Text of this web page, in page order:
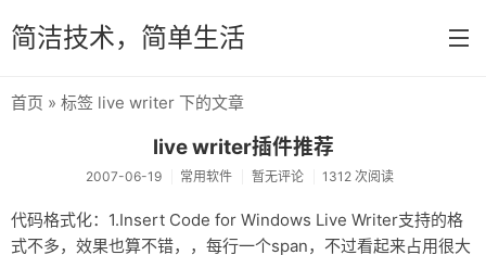
简洁技术，简单生活
分类
系统维护
首页 » 标签 live writer 下的文章
live writer插件推荐
2007-06-19 常用软件 暂无评论 1312 次阅读
代码格式化：1.Insert Code for Windows Live Writer支持的格
式不多，效果也算不错，，每行一个span，不过看起来占用很大